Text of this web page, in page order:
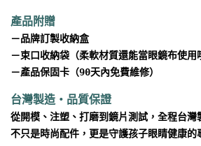
產品附贈
－品牌訂製收納盒
－束口收納袋（柔軟材質還能當眼鏡布使用
－產品保固卡（90天內免費維修）
台灣製造・品質保證
從開模、注塑、打磨到鏡片測試，全程台灣
不只是時尚配件，更是守護孩子眼睛健康的